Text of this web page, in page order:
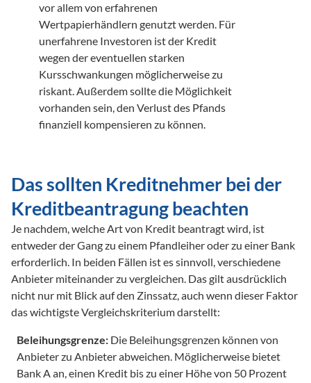
vor allem von erfahrenen
Wertpapierhändlern genutzt werden. Für
unerfahrene Investoren ist der Kredit
wegen der eventuellen starken
Kursschwankungen möglicherweise zu
riskant. Außerdem sollte die Möglichkeit
vorhanden sein, den Verlust des Pfands
finanziell kompensieren zu können.
Das sollten Kreditnehmer bei der
Kreditbeantragung beachten
Je nachdem, welche Art von Kredit beantragt wird, ist
entweder der Gang zu einem Pfandleiher oder zu einer Bank
erforderlich. In beiden Fällen ist es sinnvoll, verschiedene
Anbieter miteinander zu vergleichen. Das gilt ausdrücklich
nicht nur mit Blick auf den Zinssatz, auch wenn dieser Faktor
das wichtigste Vergleichskriterium darstellt:
Beleihungsgrenze: Die Beleihungsgrenzen können von
Anbieter zu Anbieter abweichen. Möglicherweise bietet
Bank A an, einen Kredit bis zu einer Höhe von 50 Prozent